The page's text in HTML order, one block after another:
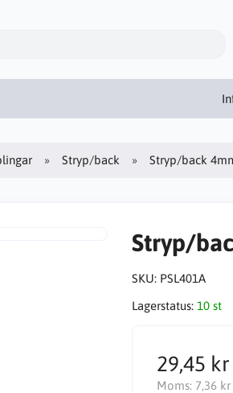
Stryp/back Stryp/back
Stryp/
SKU: PSL401A
Lagerstatus: 10 st
29,45 kr
Moms: 7,36 kr